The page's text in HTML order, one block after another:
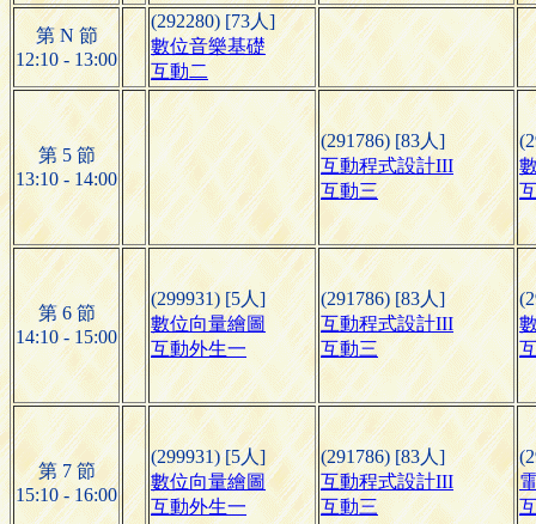
第 N 節
12:10 - 13:00
(292280) [73人]
數位音樂基礎
互動二
第 5 節
13:10 - 14:00
(291786) [83人]
互動程式設計III
互動三
第 6 節
14:10 - 15:00
(299931) [5人]
數位向量繪圖
互動外生一
(291786) [83人]
互動程式設計III
互動三
第 7 節
15:10 - 16:00
(299931) [5人]
數位向量繪圖
互動外生一
(291786) [83人]
互動程式設計III
互動三